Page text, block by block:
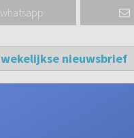
whatsapp
wekelijkse nieuwsbrief